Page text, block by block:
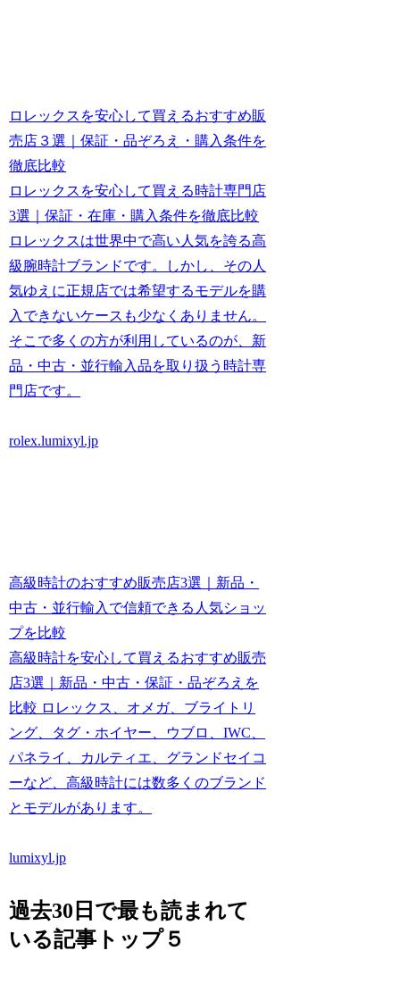
ロレックスを安心して買えるおすすめ販
売店３選｜保証・品ぞろえ・購入条件を
徹底比較
ロレックスを安心して買える時計専門店
3選｜保証・在庫・購入条件を徹底比較
ロレックスは世界中で高い人気を誇る高
級腕時計ブランドです。しかし、その人
気ゆえに正規店では希望するモデルを購
入できないケースも少なくありません。
そこで多くの方が利用しているのが、新
品・中古・並行輸入品を取り扱う時計専
門店です。
rolex.lumixyl.jp
高級時計のおすすめ販売店3選｜新品・
中古・並行輸入で信頼できる人気ショッ
プを比較
高級時計を安心して買えるおすすめ販売
店3選｜新品・中古・保証・品ぞろえを
比較 ロレックス、オメガ、ブライトリ
ング、タグ・ホイヤー、ウブロ、IWC、
パネライ、カルティエ、グランドセイコ
ーなど、高級時計には数多くのブランド
とモデルがあります。
lumixyl.jp
過去30日で最も読まれて
いる記事トップ５